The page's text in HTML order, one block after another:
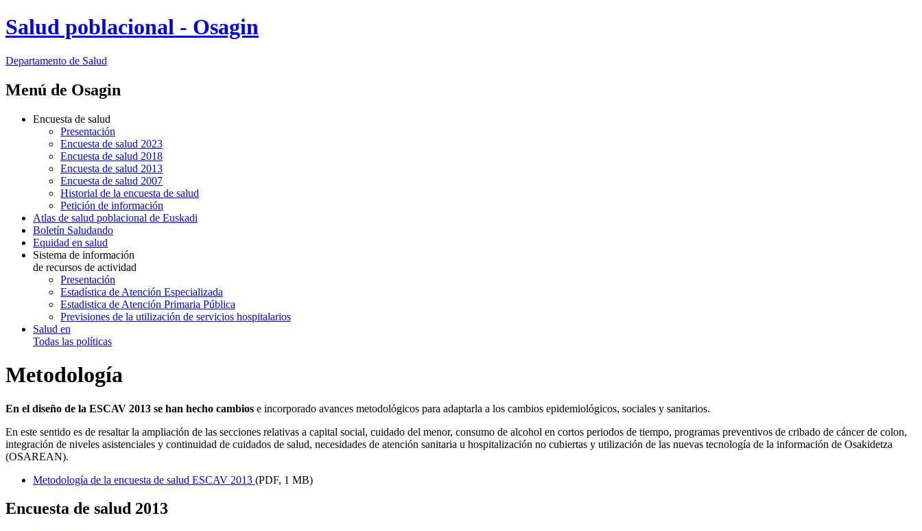
Salud poblacional - Osagin
Departamento de Salud
Menú de Osagin
Encuesta de salud
Presentación
Encuesta de salud 2023
Encuesta de salud 2018
Encuesta de salud 2013
Encuesta de salud 2007
Historial de la encuesta de salud
Petición de información
Atlas de salud poblacional de Euskadi
Boletín Saludando
Equidad en salud
Sistema de información
de recursos de actividad
Presentación
Estadística de Atención Especializada
Estadistica de Atención Primaria Pública
Previsiones de la utilización de servicios hospitalarios
Salud en
Todas las políticas
Metodología
En el diseño de la ESCAV 2013 se han hecho cambios e incorporado avances metodológicos para adaptarla a los cambios epidemiológicos, sociales y sanitarios.
En este sentido es de resaltar la ampliación de las secciones relativas a capital social, cuidado del menor, consumo de alcohol en cortos periodos de tiempo, programas preventivos de cribado de cáncer de colon,
integración de niveles asistenciales y continuidad de cuidados de salud, necesidades de atención sanitaria u hospitalización no cubiertas y utilización de las nuevas tecnología de la información de Osakidetza
(OSAREAN).
Metodología de la encuesta de salud ESCAV 2013 (PDF, 1 MB)
Encuesta de salud 2013